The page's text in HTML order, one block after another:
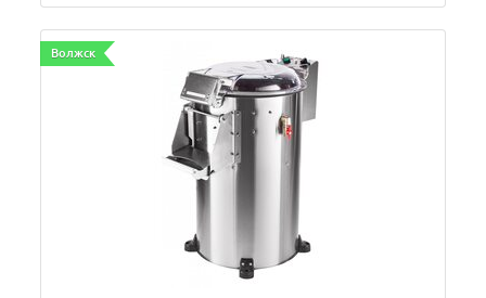
Волжск